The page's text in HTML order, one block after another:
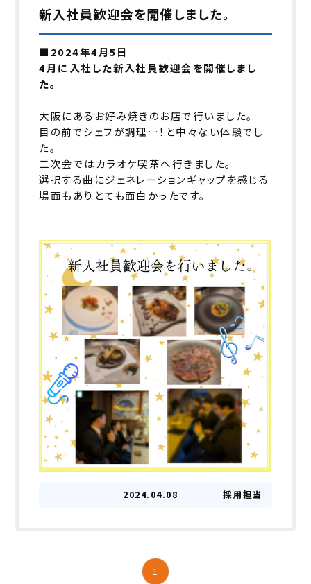
新入社員歓迎会を開催しました。
■2024年4月5日
4月に入社した新入社員歓迎会を開催しまし
た。
大阪にあるお好み焼きのお店で行いました。
目の前でシェフが調理…！と中々ない体験でし
た。
二次会ではカラオケ喫茶へ行きました。
選択する曲にジェネレーションギャップを感じる
場面もありとても面白かったです。
2024.04.08 採用担当
1